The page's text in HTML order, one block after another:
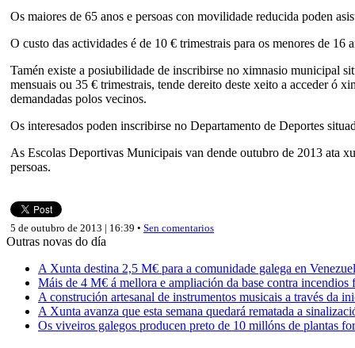
Os maiores de 65 anos e persoas con movilidade reducida poden
O custo das actividades é de 10 € trimestrais para os menores de 16
Tamén existe a posiubilidade de inscribirse no ximnasio municipal
mensuais ou 35 € trimestrais, tende dereito deste xeito a acceder ó
demandadas polos vecinos.
Os interesados poden inscribirse no Departamento de Deportes
As Escolas Deportivas Municipais van dende outubro de 2013 ata
persoas.
5 de outubro de 2013 | 16:39 • Sen comentarios
Outras novas do día
A Xunta destina 2,5 M€ para a comunidade galega en
Máis de 4 M€ á mellora e ampliación da base contra incendios
A construción artesanal de instrumentos musicais a través da
A Xunta avanza que esta semana quedará rematada a
Os viveiros galegos producen preto de 10 millóns de plantas